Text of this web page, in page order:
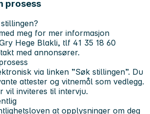
prosess
meg for mer informasjon
Hege Blakli, tlf 41 35 18 60
med annonsører.
via linken ”Søk stillingen”. Du
attester og vitnemål som vedlegg.
vil inviteres til intervju.
at opplysninger om deg